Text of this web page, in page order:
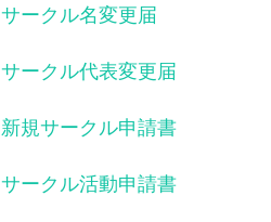
サークル名変更届
サークル代表変更届
新規サークル申請書
サークル活動申請書